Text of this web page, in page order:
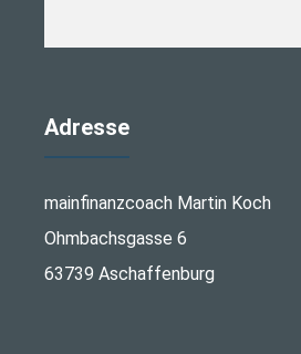
Adresse
mainfinanzcoach Martin Koch
Ohmbachsgasse 6
63739 Aschaffenburg